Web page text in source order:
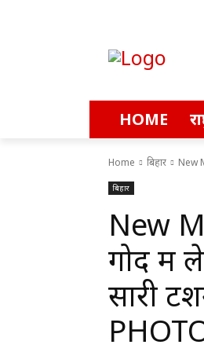
HOME
Home बिहार New
बिहार
New
गोद में
सारी